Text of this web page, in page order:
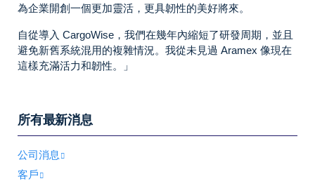
為企業開創一個更加靈活，更具韌性的美好將來。
自從導入 CargoWise，我們在幾年內縮短了研發周期，並且
避免新舊系統混用的複雜情況。我從未見過 Aramex 像現在
這樣充滿活力和韌性。」
所有最新消息
公司消息
客戶